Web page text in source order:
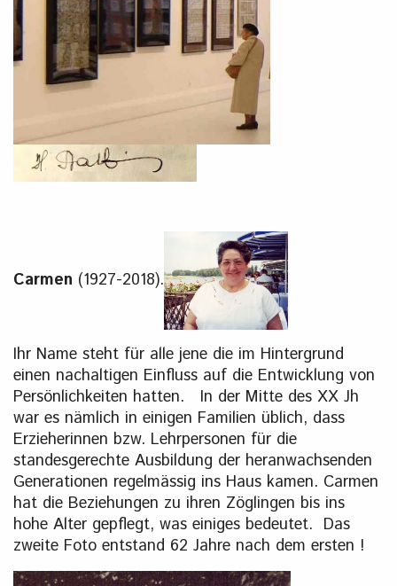
Carmen (1927-2018).
Ihr Name steht für alle jene die im Hintergrund
einen nachaltigen Einfluss auf die Entwicklung von
Persönlichkeiten hatten. In der Mitte des XX Jh
war es nämlich in einigen Familien üblich, dass
Erzieherinnen bzw. Lehrpersonen für die
standesgerechte Ausbildung der heranwachsenden
Generationen regelmässig ins Haus kamen. Carmen
hat die Beziehungen zu ihren Zöglingen bis ins
hohe Alter gepflegt, was einiges bedeutet. Das
zweite Foto entstand 62 Jahre nach dem ersten !